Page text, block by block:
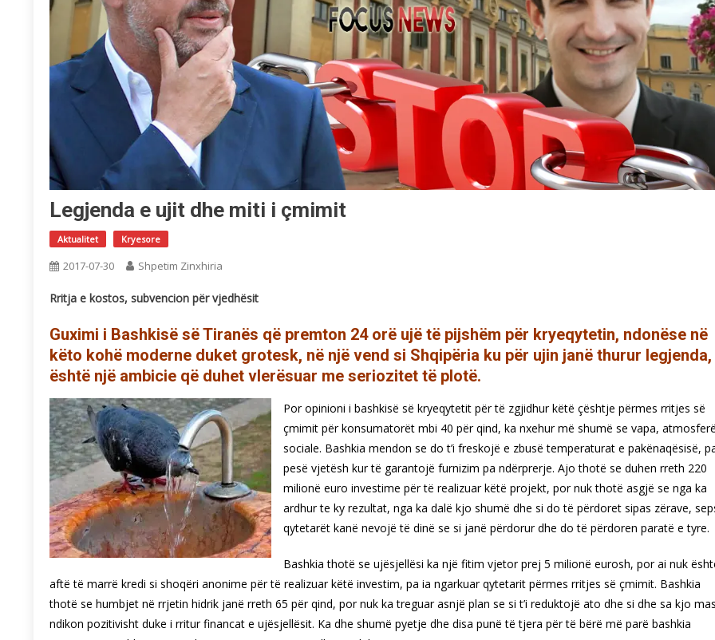
Legjenda e ujit dhe miti i çmimit
Aktualitet Kryesore
2017-07-30 Shpetim Zinxhiria
Rritja e kostos, subvencion për vjedhësit
Guximi i Bashkisë së Tiranës që premton 24 orë ujë të pijshëm për kryeqytetin, ndonëse në
këto kohë moderne duket grotesk, në një vend si Shqipëria ku për ujin janë thurur legjenda,
është një ambicie që duhet vlerësuar me seriozitet të plotë.
Por opinioni i bashkisë së kryeqytetit për të zgjidhur këtë çështje përmes rritjes së
çmimit për konsumatorët mbi 40 për qind, ka nxehur më shumë se vapa,
sociale. Bashkia mendon se do t’i freskojë e zbusë temperaturat e pakënaqësisë,
pesë vjetësh kur të garantojë furnizim pa ndërprerje. Ajo thotë se duhen rreth 220
milionë euro investime për të realizuar këtë projekt, por nuk thotë asgjë se nga ka
ardhur te ky rezultat, nga ka dalë kjo shumë dhe si do të përdoret sipas zërave,
qytetarët kanë nevojë të dinë se si janë përdorur dhe do të përdoren paratë e tyre.
Bashkia thotë se ujësjellësi ka një fitim vjetor prej 5 milionë eurosh, por ai nuk
aftë të marrë kredi si shoqëri anonime për të realizuar këtë investim, pa ia ngarkuar qytetarit përmes rritjes së çmimit. Bashkia
thotë se humbjet në rrjetin hidrik janë rreth 65 për qind, por nuk ka treguar asnjë plan se si t’i reduktojë ato dhe si dhe sa kjo
ndikon pozitivisht duke i rritur financat e ujësjellësit. Ka dhe shumë pyetje dhe disa punë të tjera për të bërë më parë bashkia